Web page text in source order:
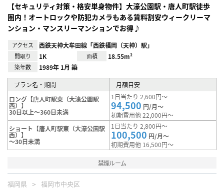
【セキュリティ対策・格安単身物件】大濠公園駅・唐人町駅徒歩
圏内！オートロックや防犯カメラもある賃料割安ウィークリーマ
ンション・マンスリーマンションでお得♪
アクセス 西鉄天神大牟田線「西鉄福岡（天神）駅」
間取り 1K 面積 18.55m²
築年数 1989年 1月 築
プラン名・期間
月額目安
ロング【唐人町駅東（大濠公園駅
西）】
30日以上～360日未満
1日当たり 2,600円～
94,500 円/月～
初期費用他 22,000円～
ショート【唐人町駅東（大濠公園駅
西）】
～30日未満
1日当たり 2,800円～
100,500 円/月～
初期費用他 16,500円～
禁煙ルーム
福岡県 福岡市中央区